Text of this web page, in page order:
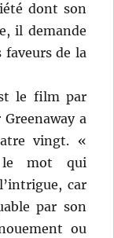
dont son
il demande
de la
le film par
a
vingt. «
le mot qui
car
par son
ou